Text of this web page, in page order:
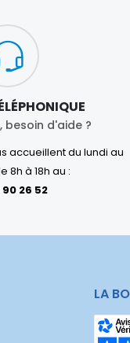
besoin d'aide ?
accueillent du lundi au
8h à 18h au :
26 52
LA